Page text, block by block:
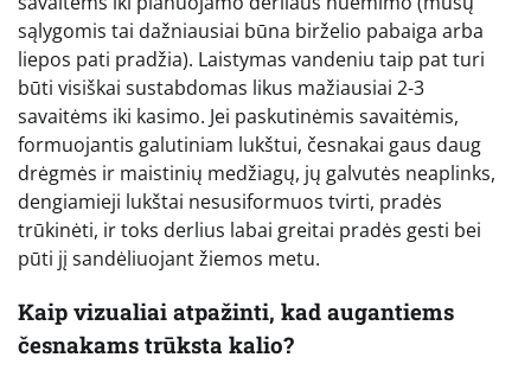
sąlygomis tai dažniausiai būna birželio pabaiga arba
liepos pati pradžia). Laistymas vandeniu taip pat turi
būti visiškai sustabdomas likus mažiausiai 2-3
savaitėms iki kasimo. Jei paskutinėmis savaitėmis,
formuojantis galutiniam lukštui, česnakai gaus daug
drėgmės ir maistinių medžiagų, jų galvutės neaplinks,
dengiamieji lukštai nesusiformuos tvirti, pradės
trūkinėti, ir toks derlius labai greitai pradės gesti bei
pūti jį sandėliuojant žiemos metu.
Kaip vizualiai atpažinti, kad augantiems
česnakams trūksta kalio?